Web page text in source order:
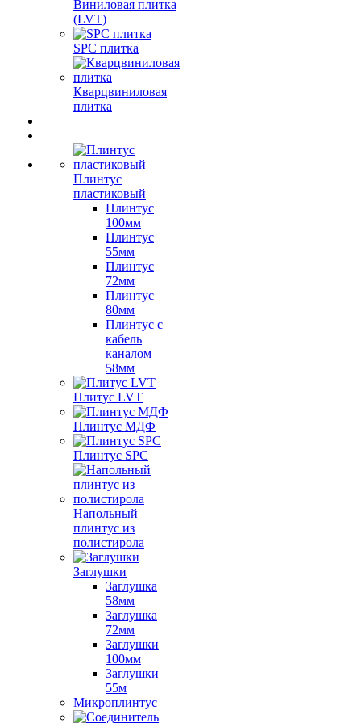
Виниловая плитка
(LVT)
SPC плитка
Кварцвиниловая
плитка
Плинтус
пластиковый
Плинтус
100мм
Плинтус
55мм
Плинтус
72мм
Плинтус
80мм
Плинтус с
кабель
каналом
58мм
Плитус LVT
Плинтус МДФ
Плинтус SPC
Напольный
плинтус из
полистирола
Заглушки
Заглушка
58мм
Заглушка
72мм
Заглушки
100мм
Заглушки
55м
Микроплинтус